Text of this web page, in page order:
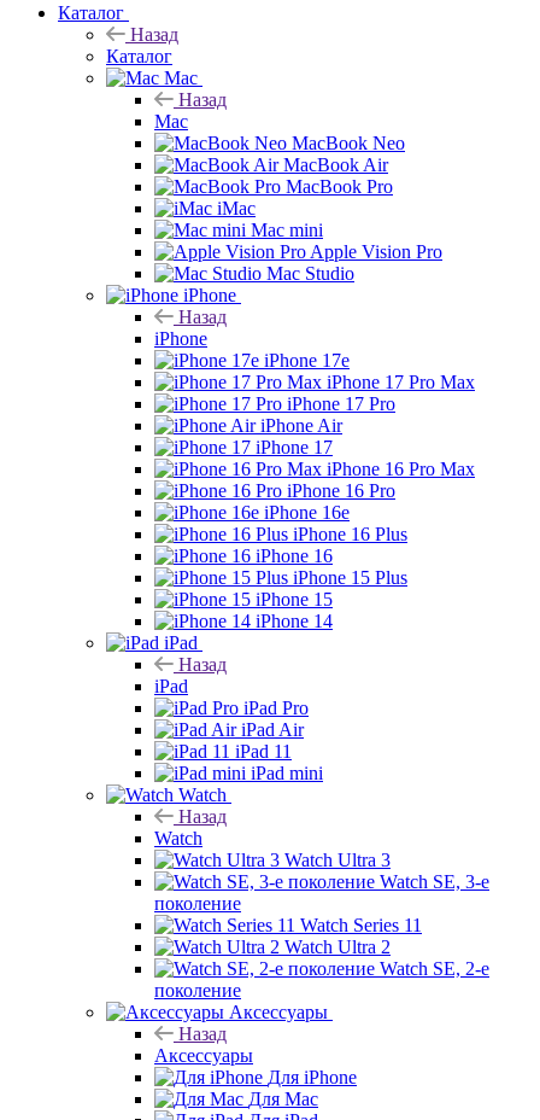
Каталог
Назад
Каталог
Mac
Назад
Mac
MacBook Neo
MacBook Air
MacBook Pro
iMac
Mac mini
Apple Vision Pro
Mac Studio
iPhone
Назад
iPhone
iPhone 17e
iPhone 17 Pro Max
iPhone 17 Pro
iPhone Air
iPhone 17
iPhone 16 Pro Max
iPhone 16 Pro
iPhone 16e
iPhone 16 Plus
iPhone 16
iPhone 15 Plus
iPhone 15
iPhone 14
iPad
Назад
iPad
iPad Pro
iPad Air
iPad 11
iPad mini
Watch
Назад
Watch
Watch Ultra 3
Watch SE, 3-е
поколение
Watch Series 11
Watch Ultra 2
Watch SE, 2-е
поколение
Аксессуары
Назад
Аксессуары
Для iPhone
Для Mac